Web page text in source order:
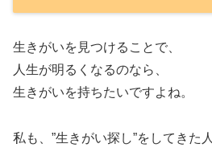
生きがいを見つけることで、
人生が明るくなるのなら、
生きがいを持ちたいですよね。
私も、”生きがい探し”をしてきた人